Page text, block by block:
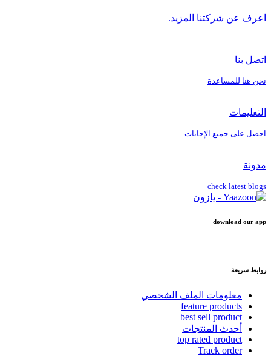
اعرف عن شركتنا المزيد.
اتصل بنا
نحن هنا للمساعدة
التعليمات
احصل على جميع الإجابات
مدونة
check latest blogs
download our app
روابط سريعة
معلومات الملف الشخصي
feature products
best sell product
أحدث المنتجات
top rated product
Track order